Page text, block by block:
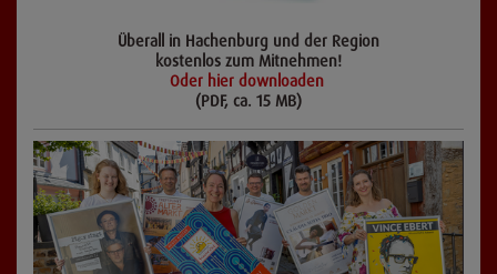
Überall in Hachenburg und der Region
kostenlos zum Mitnehmen!
Oder hier downloaden
(PDF, ca. 15 MB)